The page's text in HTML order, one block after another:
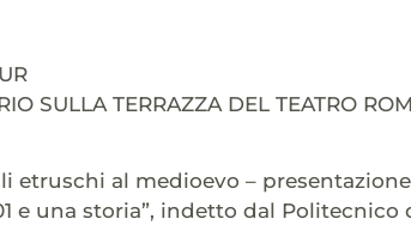
SULLA TERRAZZA DEL TEATRO
etruschi al medioevo –
e una storia”, indetto dal